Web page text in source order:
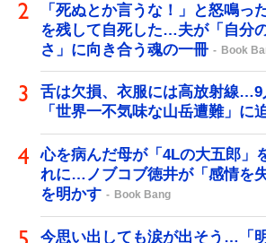
「死ぬとか言うな！」と怒鳴っ
を残して自死した…夫が「自分
さ」に向き合う魂の一冊
Book
舌は欠損、衣服には高放射線…9
「世界一不気味な山岳遭難」に
心を病んだ母が「4Lの大五郎」
れに…ノブコブ徳井が「感情を
を明かす
Book Bang
今思い出しても涙が出そう…「